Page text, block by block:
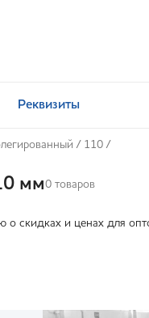
Реквизиты
/ 110 /
мм0 товаров
скидках и ценах для